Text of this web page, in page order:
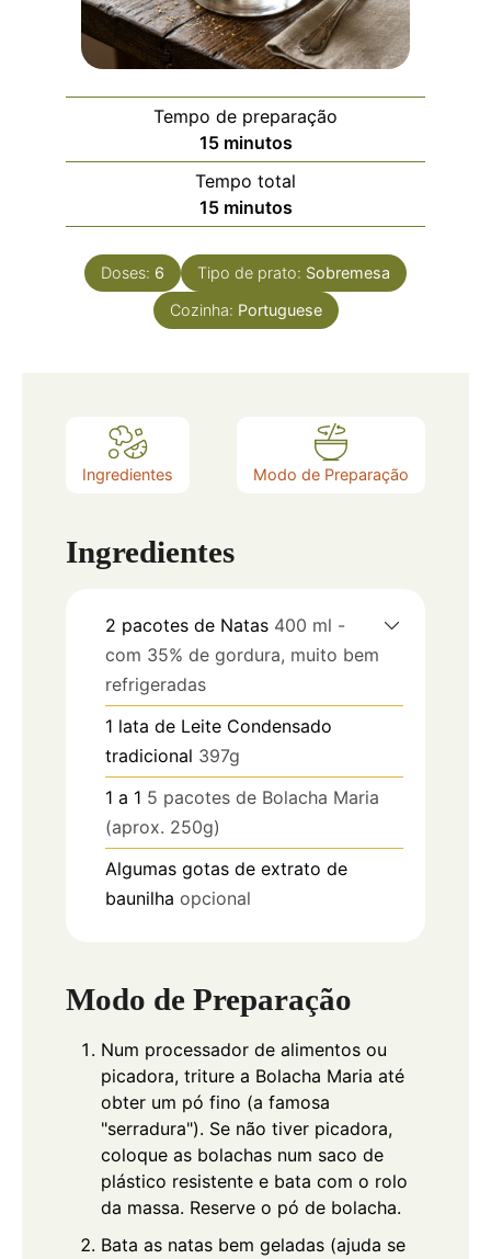
Tempo de preparação
15 minutos
Tempo total
15 minutos
Doses: 6 Tipo de prato: Sobremesa
Cozinha: Portuguese
Ingredientes Modo de Preparação
Ingredientes
2 pacotes de Natas 400 ml -
com 35% de gordura, muito bem
refrigeradas
1 lata de Leite Condensado
tradicional 397g
1 a 1 5 pacotes de Bolacha Maria
(aprox. 250g)
Algumas gotas de extrato de
baunilha opcional
Modo de Preparação
Num processador de alimentos ou
picadora, triture a Bolacha Maria até
obter um pó fino (a famosa
"serradura"). Se não tiver picadora,
coloque as bolachas num saco de
plástico resistente e bata com o rolo
da massa. Reserve o pó de bolacha.
Bata as natas bem geladas (ajuda se